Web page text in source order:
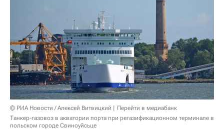
© РИА Новости / Алексей Витвицкий
Перейти в медиабанк
Танкер-газовоз в акватории порта при регазификационном терминале в
польском городе Свиноуйсьце